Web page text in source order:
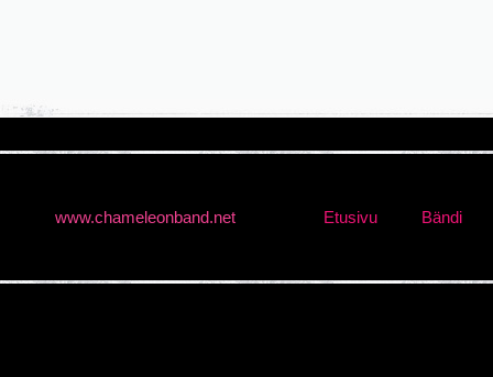
www.chameleonband.net Etusivu Bändi